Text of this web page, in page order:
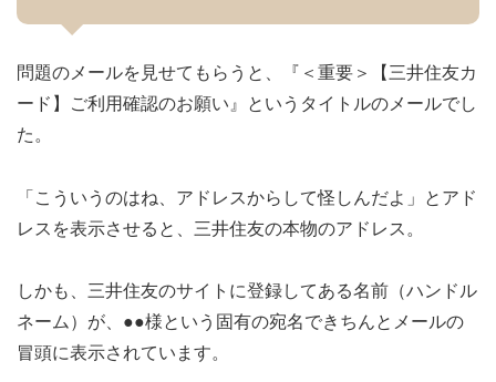
問題のメールを見せてもらうと、『＜重要＞【三井住友カ
ード】ご利用確認のお願い』というタイトルのメールでし
た。
「こういうのはね、アドレスからして怪しんだよ」とアド
レスを表示させると、三井住友の本物のアドレス。
しかも、三井住友のサイトに登録してある名前（ハンドル
ネーム）が、●●様という固有の宛名できちんとメールの
冒頭に表示されています。